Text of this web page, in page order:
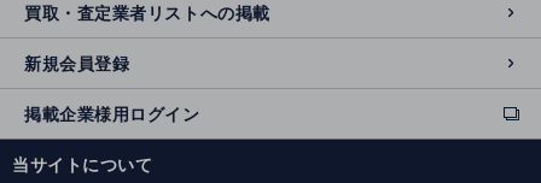
買取・査定業者リストへの掲載
新規会員登録
掲載企業様用ログイン
ext
e
当サイトについて